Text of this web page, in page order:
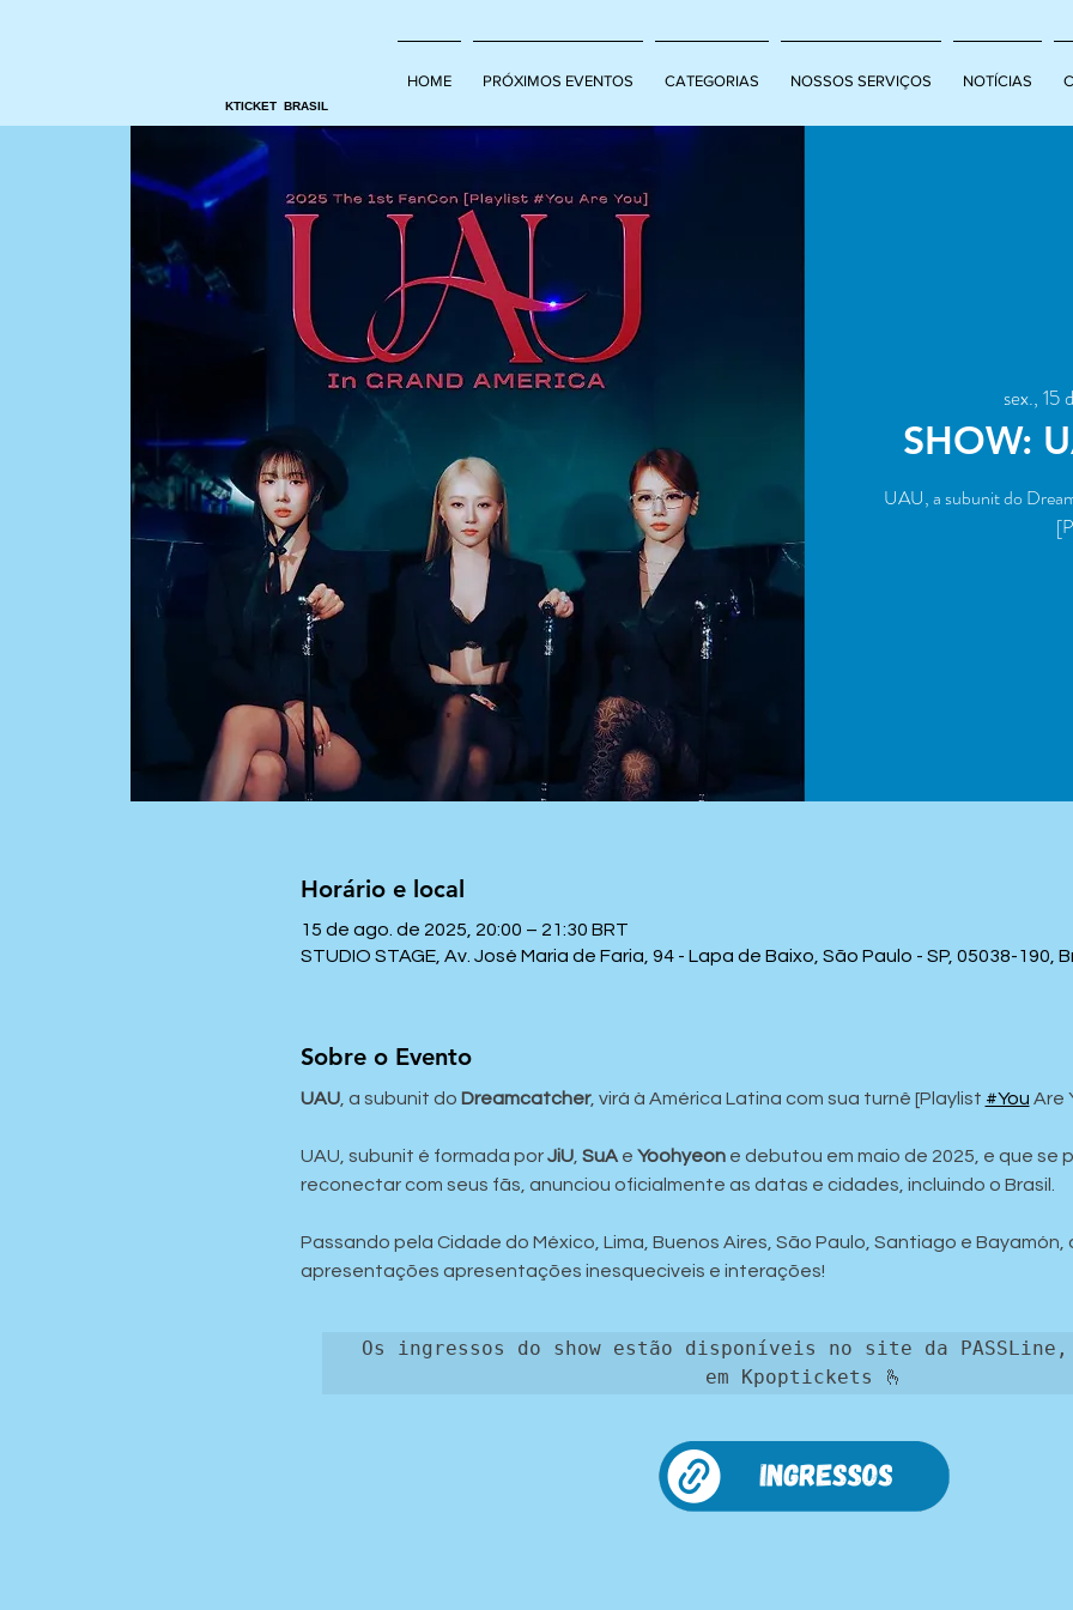
KTICKET BRASIL
HOME PRÓXIMOS EVENTOS CATEGORIAS NOSSOS SERVIÇOS NOTÍCIAS
sex., 15
SHOW:
UAU, a subunit do
Horário e local
15 de ago. de 2025, 20:00 – 21:30 BRT
STUDIO STAGE, Av. José Maria de Faria, 94 - Lapa de Baixo, São Paulo - SP, 05038-190,
Sobre o Evento
UAU, a subunit do Dreamcatcher, virá à América Latina com sua turnê [Playlist #You Are
UAU, subunit é formada por JiU, SuA e Yoohyeon e debutou em maio de 2025, e que se
reconectar com seus fãs, anunciou oficialmente as datas e cidades, incluindo o Brasil.
Passando pela Cidade do México, Lima, Buenos Aires, São Paulo, Santiago e
apresentações apresentações inesqueciveis e interações!
Os ingressos do show estão disponíveis no site da
em Kpoptickets 🫰